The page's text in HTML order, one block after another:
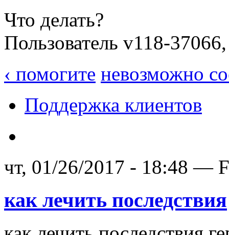
Что делать?
Пользователь v118-
‹ помогите невозможно
Поддержка клиентов
чт, 01/26/2017 - 18:48 —
как лечить последствия